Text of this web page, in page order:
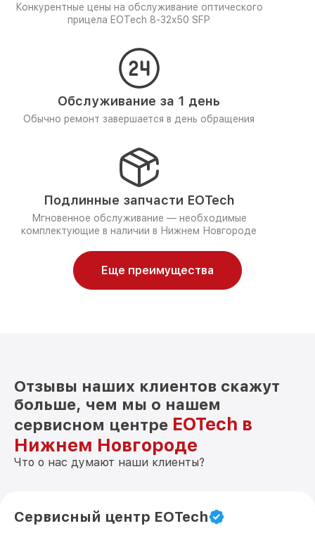
Конкурентные цены на обслуживание оптического
прицела EOTech 8-32x50 SFP
Обслуживание за 1 день
Обычно ремонт завершается в день обращения
Подлинные запчасти EOTech
Мгновенное обслуживание — необходимые
комплектующие в наличии в Нижнем Новгороде
Еще преимущества
Отзывы наших клиентов скажут
больше, чем мы о нашем
сервисном центре EOTech в
Нижнем Новгороде
Что о нас думают наши клиенты?
Сервисный центр EOTech